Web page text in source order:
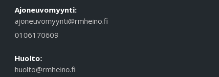
Ajoneuvomyynti:
ajoneuvomyynti@rmheino.fi
0106170609
Huolto:
huolto@rmheino.fi